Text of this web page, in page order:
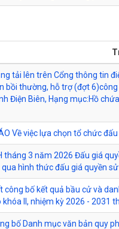
tải lên trên Cổng thông tin
bồi thường, hỗ trợ (đợt
Điện Biên, Hạng mục:Hồ
Về việc lựa chọn tổ chức
tháng 3 năm 2026 Đấu giá
hình thức đấu giá quyền
công bố kết quả bầu cử và
khóa II, nhiệm kỳ 2026 - 2031
bố Danh mục văn bản quy